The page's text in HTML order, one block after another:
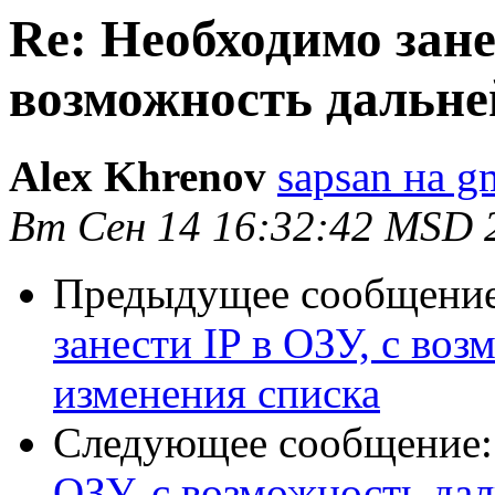
Re: Необходимо
возможность
Alex Khrenov sapsan на
Вт Сен 14 16:32:42 MSD
Предыдущее
занести IP в ОЗУ, с
изменения списка
Следующее